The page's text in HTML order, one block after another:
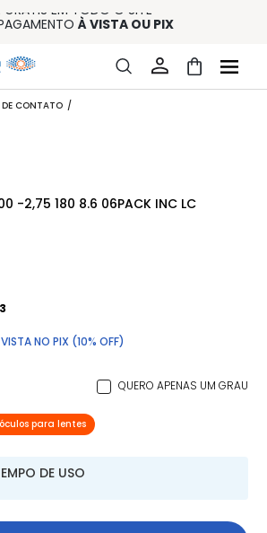
GRÁTIS EM TODO O SITE
À VISTA OU PIX
COMPRA (CONSULTE REGULAMENTO)
NO COMBO - CONS. REG.
DE CONTATO
-2,75 180 8.6 06PACK INC LC
NO PIX (10% OFF)
QUERO APENAS UM GRAU
para lentes
DE USO